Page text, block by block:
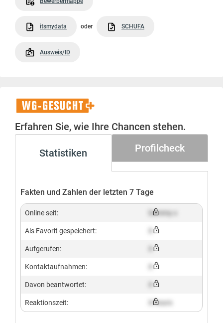
itsmydata oder SCHUFA
Ausweis/ID
WG-
Gesucht+
Erfahren Sie, wie Ihre Chancen stehen.
Statistiken Profilcheck
Fakten und Zahlen der letzten 7 Tage
Online seit: Dummy x
Als Favorit gespeichert:
Aufgerufen:
Kontaktaufnahmen:
Davon beantwortet:
Reaktionszeit: X hours